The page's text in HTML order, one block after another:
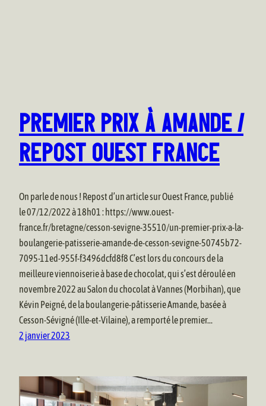
PREMIER PRIX À AMANDE /
REPOST OUEST FRANCE
On parle de nous ! Repost d’un article sur Ouest France, publié
le 07/12/2022 à 18h01 : https://www.ouest-
france.fr/bretagne/cesson-sevigne-35510/un-premier-prix-a-la-
boulangerie-patisserie-amande-de-cesson-sevigne-50745b72-
7095-11ed-955f-f3496dcfd8f8 C’est lors du concours de la
meilleure viennoiserie à base de chocolat, qui s’est déroulé en
novembre 2022 au Salon du chocolat à Vannes (Morbihan), que
Kévin Peigné, de la boulangerie-pâtisserie Amande, basée à
Cesson-Sévigné (Ille-et-Vilaine), a remporté le premier…
2 janvier 2023